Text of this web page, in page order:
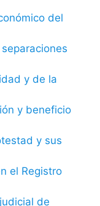
del
y de la
y beneficio
y sus
el Registro
de